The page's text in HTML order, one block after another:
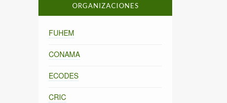
ORGANIZACIONES
FUHEM
CONAMA
ECODES
CRIC